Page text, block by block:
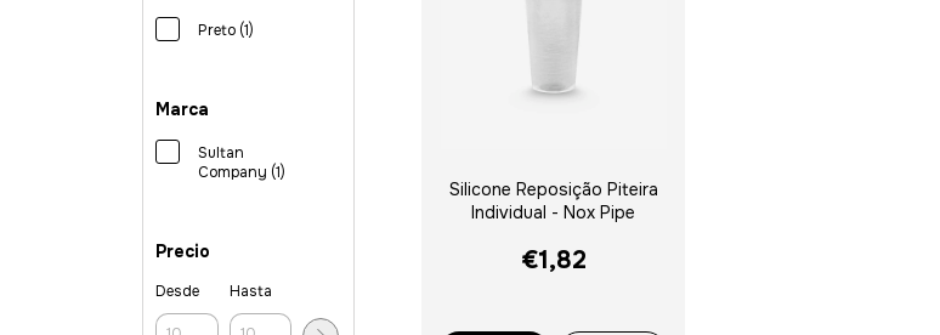
Preto (1)
Marca
Sultan
Company (1)
Precio
Desde Hasta
Silicone Reposição Piteira
Individual - Nox Pipe
€1,82